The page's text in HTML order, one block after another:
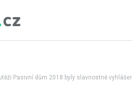
Pasivní dům 2018 byly slavnostně